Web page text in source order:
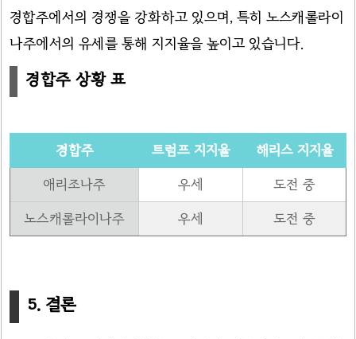
경합주에서의 경쟁을 강화하고 있으며, 특히 노스캐롤라이
나주에서의 유세를 통해 지지율을 높이고 있습니다.
경합주 상황 표
경합주 트럼프 지지율 해리스 지지율
애리조나주 우세 도전 중
노스캐롤라이나주 우세 도전 중
5. 결론